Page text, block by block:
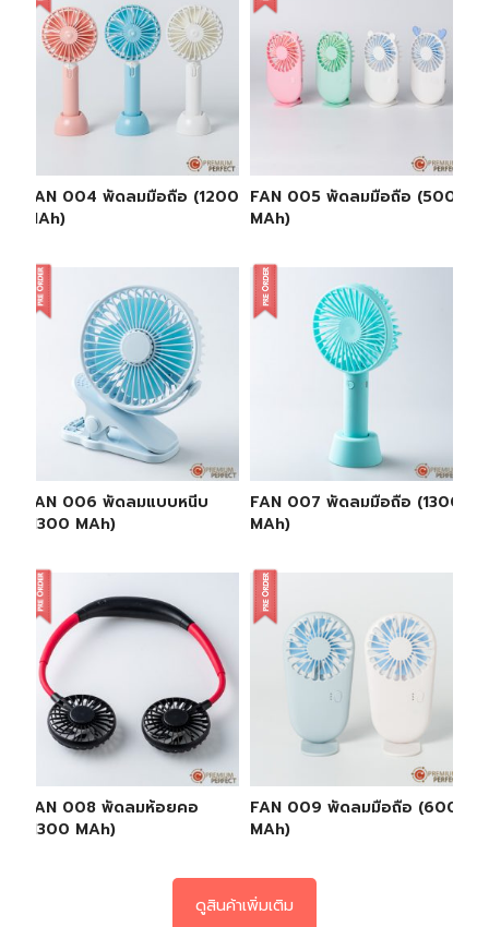
FAN 004 พัดลมมือถือ (1200
MAh)
FAN 005 พัดลมมือถือ (500
MAh)
FAN 006 พัดลมแบบหนีบ
(1300 MAh)
FAN 007 พัดลมมือถือ (1300
MAh)
FAN 008 พัดลมห้อยคอ
(1300 MAh)
FAN 009 พัดลมมือถือ (600
MAh)
ดูสินค้าเพิ่มเติม